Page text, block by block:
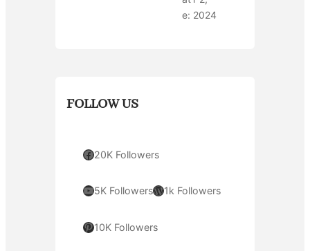
e: 2024
FOLLOW US
Facebook 20K Followers
YouTube 5K FollowersWordPress 1k Followers
Pinterest 10K Followers